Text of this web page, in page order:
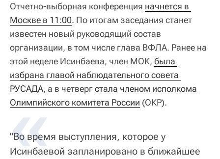
Отчетно-выборная конференция начнется в
Москве в 11:00. По итогам заседания станет
известен новый руководящий состав
организации, в том числе глава ВФЛА. Ранее на
этой неделе Исинбаева, член МОК, была
избрана главой наблюдательного совета
РУСАДА, а в четвергстала членом исполкома
Олимпийского комитета России (ОКР).
"Во время выступления, которое у
Исинбаевой запланировано в ближайшее